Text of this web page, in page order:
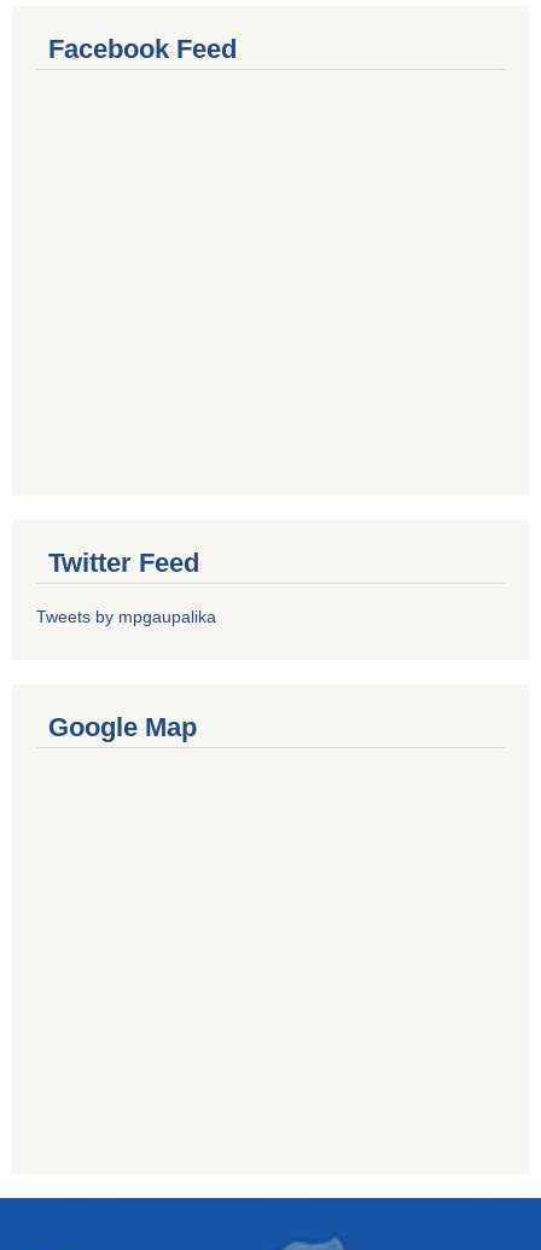
Facebook Feed
Twitter Feed
Tweets by mpgaupalika
Google Map